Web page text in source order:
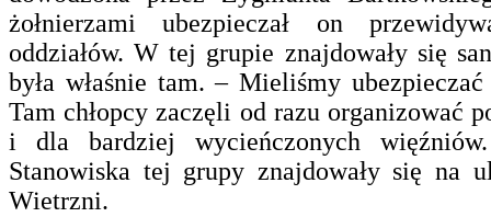
żołnierzami ubezpieczał on
oddziałów.W tej grupie znajdowały się
była właśnie tam. – Mieliśmy
Tam chłopcy zaczęli od razu organizować
i dla bardziej wycieńczonych
Stanowiska tej grupy znajdowały się na
Wietrzni.